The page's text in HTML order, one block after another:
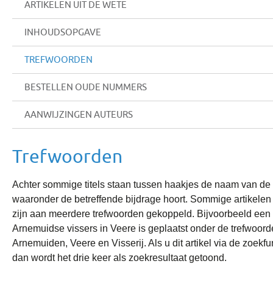
ARTIKELEN UIT DE WETE
INHOUDSOPGAVE
TREFWOORDEN
BESTELLEN OUDE NUMMERS
AANWIJZINGEN AUTEURS
Trefwoorden
Achter sommige titels staan tussen haakjes de naam van de
waaronder de betreffende bijdrage hoort. Sommige
zijn aan meerdere trefwoorden gekoppeld. Bijvoorbeeld een
Arnemuidse vissers in Veere is geplaatst onder de
Arnemuiden, Veere en Visserij. Als u dit artikel via de
dan wordt het drie keer als zoekresultaat getoond.